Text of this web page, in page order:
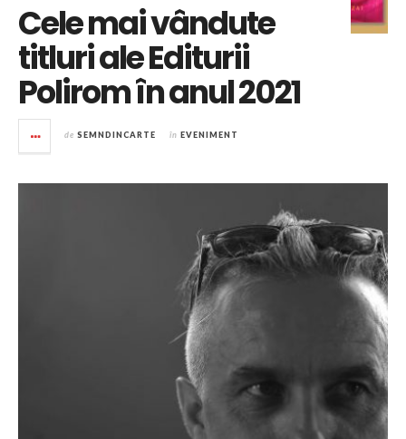
Cele mai vândute
titluri ale Editurii
Polirom în anul 2021
de SEMNDINCARTE în EVENIMENT